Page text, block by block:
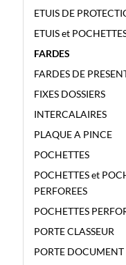
ETUIS DE
ETUIS et
FARDES
FARDES DE
FIXES DOSSIERS
INTERCALAIRES
PLAQUE A PINCE
POCHETTES
POCHETTES et
PERFOREES
POCHETTES
PORTE CLASSEUR
PORTE DOCUMENT